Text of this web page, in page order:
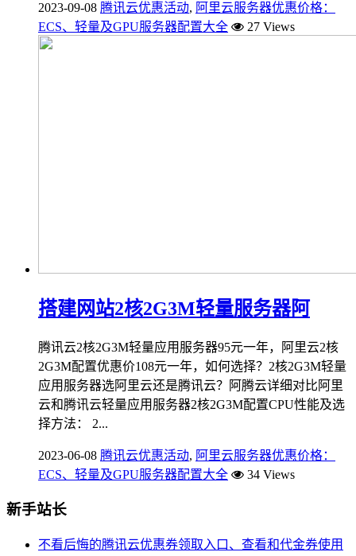
2023-09-08 腾讯云优惠活动, 阿里云服务器优惠价格：
ECS、轻量及GPU服务器配置大全
27 Views
搭建网站2核2G3M轻量服务器阿
腾讯云2核2G3M轻量应用服务器95元一年，阿里云2核
2G3M配置优惠价108元一年，如何选择？2核2G3M轻量
应用服务器选阿里云还是腾讯云？阿腾云详细对比阿里
云和腾讯云轻量应用服务器2核2G3M配置CPU性能及选
择方法： 2...
2023-06-08 腾讯云优惠活动, 阿里云服务器优惠价格：
ECS、轻量及GPU服务器配置大全
34 Views
新手站长
不看后悔的腾讯云优惠券领取入口、查看和代金券使用